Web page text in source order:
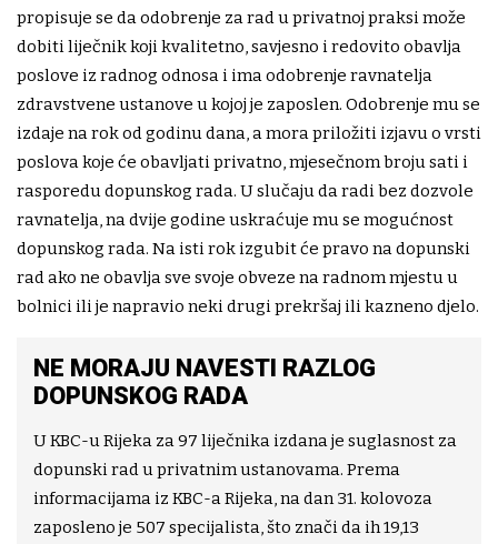
propisuje se da odobrenje za rad u privatnoj praksi može
dobiti liječnik koji kvalitetno, savjesno i redovito obavlja
poslove iz radnog odnosa i ima odobrenje ravnatelja
zdravstvene ustanove u kojoj je zaposlen. Odobrenje mu se
izdaje na rok od godinu dana, a mora priložiti izjavu o vrsti
poslova koje će obavljati privatno, mjesečnom broju sati i
rasporedu dopunskog rada. U slučaju da radi bez dozvole
ravnatelja, na dvije godine uskraćuje mu se mogućnost
dopunskog rada. Na isti rok izgubit će pravo na dopunski
rad ako ne obavlja sve svoje obveze na radnom mjestu u
bolnici ili je napravio neki drugi prekršaj ili kazneno djelo.
NE MORAJU NAVESTI RAZLOG
DOPUNSKOG RADA
U KBC-u Rijeka za 97 liječnika izdana je suglasnost za
dopunski rad u privatnim ustanovama. Prema
informacijama iz KBC-a Rijeka, na dan 31. kolovoza
zaposleno je 507 specijalista, što znači da ih 19,13